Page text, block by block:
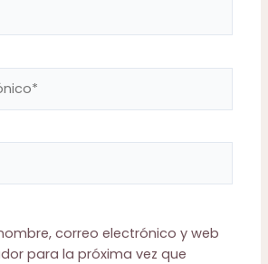
correo electrónico y web
para la próxima vez que